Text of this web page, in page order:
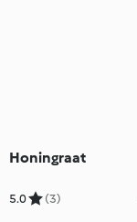
Honingraat
5.0 (3)